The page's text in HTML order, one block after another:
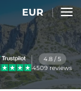
EUR
4.8 / 5
4509 reviews